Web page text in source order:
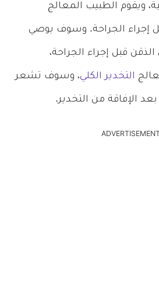
ويقوم الطبيب المعالج
إجراء الجراحة. وسوف يوصي
قبل إجراء الجراحة،
التخدير الكلي، وسوف تشعر
الإفاقة من التخدير.
ADVERTISEMENT